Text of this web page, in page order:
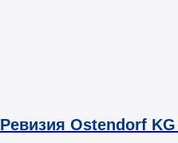
Ревизия Ostendorf